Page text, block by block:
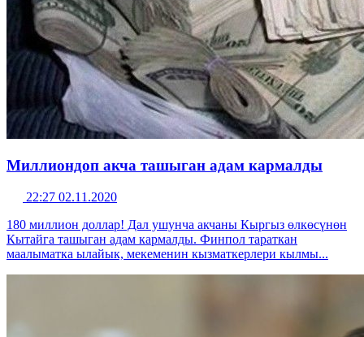
Миллиондоп акча ташыган адам кармалды
22:27 02.11.2020
180 миллион доллар! Дал ушунча акчаны Кыргыз өлкөсүнөн
Кытайга ташыган адам кармалды. Финпол тараткан
маалыматка ылайык, мекеменин кызматкерлери кылмы...